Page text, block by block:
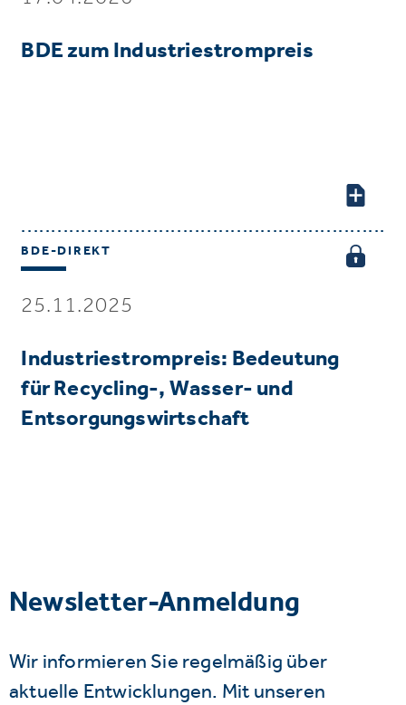
BDE zum Industriestrompreis
BDE-DIREKT
25.11.2025
Industriestrompreis: Bedeutung
für Recycling-, Wasser- und
Entsorgungswirtschaft
Newsletter-Anmeldung
Wir informieren Sie regelmäßig über
aktuelle Entwicklungen. Mit unseren